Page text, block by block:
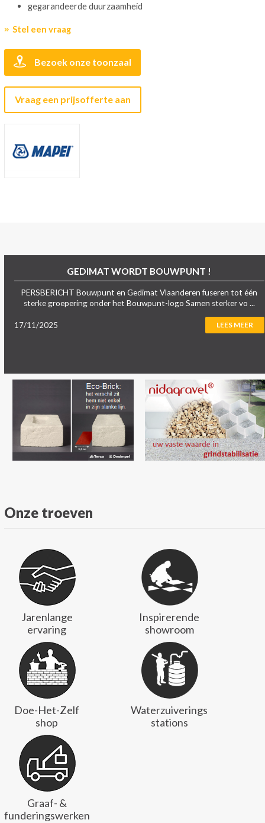
gegarandeerde duurzaamheid
Stel een vraag
Bezoek onze toonzaal
Vraag een prijsofferte aan
GEDIMAT WORDT BOUWPUNT !
PERSBERICHT Bouwpunt en Gedimat Vlaanderen fuseren tot één
sterke groepering onder het Bouwpunt-logo Samen sterker vo ...
17/11/2025 LEES MEER
Onze troeven
Jarenlange
ervaring
Inspirerende
showroom
Doe-Het-Zelf
shop
Waterzuiverings
stations
Graaf- &
funderingswerken